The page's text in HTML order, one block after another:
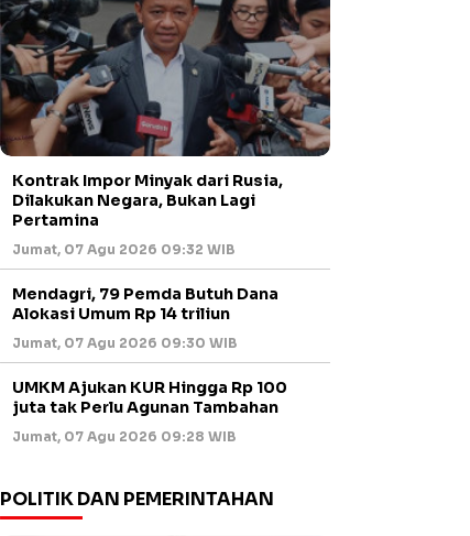
Kontrak Impor Minyak dari Rusia,
Dilakukan Negara, Bukan Lagi
Pertamina
Jumat, 07 Agu 2026 09:32 WIB
Mendagri, 79 Pemda Butuh Dana
Alokasi Umum Rp 14 triliun
Jumat, 07 Agu 2026 09:30 WIB
UMKM Ajukan KUR Hingga Rp 100
juta tak Perlu Agunan Tambahan
Jumat, 07 Agu 2026 09:28 WIB
POLITIK DAN PEMERINTAHAN